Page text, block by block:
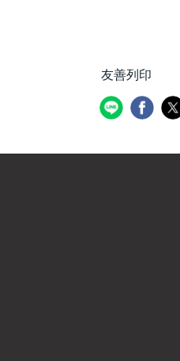
友善列印